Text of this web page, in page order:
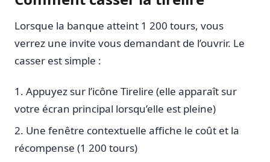
Lorsque la banque atteint 1 200 tours, vous
verrez une invite vous demandant de l’ouvrir. Le
casser est simple :
Appuyez sur l’icône Tirelire (elle apparaît sur
votre écran principal lorsqu’elle est pleine)
Une fenêtre contextuelle affiche le coût et la
récompense (1 200 tours)